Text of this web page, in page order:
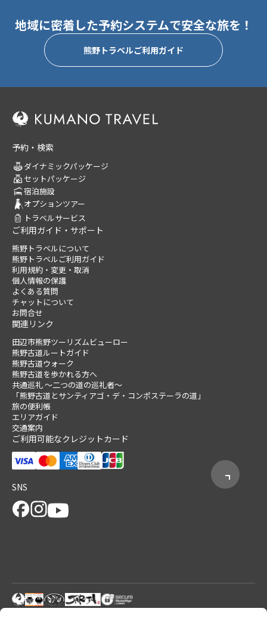
地域に密着した予約システムで安全な旅を！
熊野トラベルご利用ガイド
予約・検索
ダイナミックパッケージ
セットパッケージ
宿泊施設
オプションツアー
トラベルサービス
ご利用ガイド・サポート
熊野トラベルについて
熊野トラベルご利用ガイド
利用規約・変更・取消
個人情報の保護
よくある質問
チャットについて
お問合せ
関連リンク
田辺市熊野ツーリズムビューロー
熊野古道ルートガイド
熊野古道ウォーク
熊野古道を歩かれる方へ
共通巡礼 ～二つの道の巡礼者～
「熊野古道とサンティアゴ・デ・コンポステーラの道」
旅の便利帳
エリアガイド
交通案内
ご利用可能なクレジットカード
SNS